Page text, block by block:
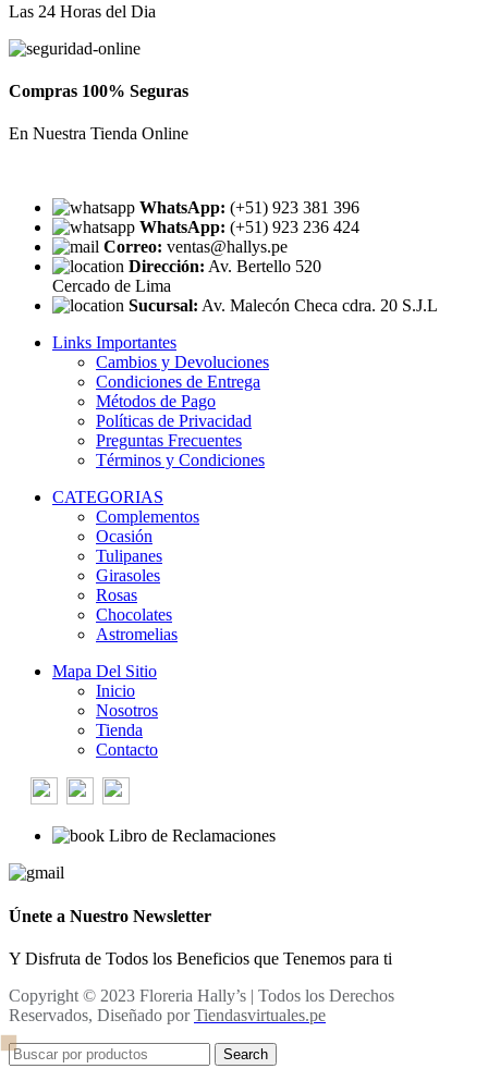
Las 24 Horas del Dia
Compras 100% Seguras
En Nuestra Tienda Online
WhatsApp: (+51) 923 381 396
WhatsApp: (+51) 923 236 424
Correo: ventas@hallys.pe
Dirección: Av. Bertello 520
Cercado de Lima
Sucursal: Av. Malecón Checa cdra. 20 S.J.L
Links Importantes
Cambios y Devoluciones
Condiciones de Entrega
Métodos de Pago
Políticas de Privacidad
Preguntas Frecuentes
Términos y Condiciones
CATEGORIAS
Complementos
Ocasión
Tulipanes
Girasoles
Rosas
Chocolates
Astromelias
Mapa Del Sitio
Inicio
Nosotros
Tienda
Contacto
Libro de Reclamaciones
Únete a Nuestro Newsletter
Y Disfruta de Todos los Beneficios que Tenemos para ti
Copyright © 2023 Floreria Hally’s | Todos los Derechos
Reservados, Diseñado porTiendasvirtuales.pe
Search